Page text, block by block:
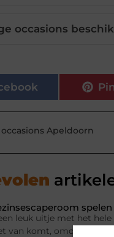
occasions
occasions Apeldoorn
spelen
leuk uitje met het
van komt, omdat er